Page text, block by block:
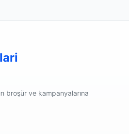
broşür ve kampanyalarına